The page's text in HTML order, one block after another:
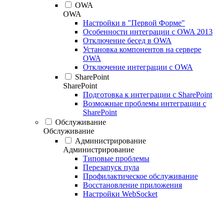
OWA
OWA
Настройки в "Первой Форме"
Особенности интеграции с OWA 2013
Отключение бесед в OWA
Установка компонентов на сервере
OWA
Отключение интеграции с OWA
SharePoint
SharePoint
Подготовка к интеграции с SharePoint
Возможные проблемы интеграции с
SharePoint
Обслуживание
Обслуживание
Администрирование
Администрирование
Типовые проблемы
Перезапуск пула
Профилактическое обслуживание
Восстановление приложения
Настройки WebSocket